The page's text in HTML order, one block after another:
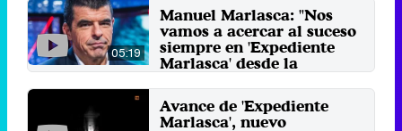
La directora del formato nos
habla de los posibles puntos
fuertes del programa, de la ...
3 de diciembre 2017
05:19
Manuel Marlasca: "Nos
vamos a acercar al suceso
siempre en 'Expediente
Marlasca' desde la
El presentador y jefe de
investigación de laSexta nos
habla sobre el salto de la ...
Avance de 'Expediente
Marlasca', nuevo